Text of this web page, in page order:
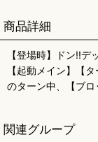
商品詳細
【登場時】ドン!!デ
【起動メイン】【
のターン中、【ブロ
関連グループ